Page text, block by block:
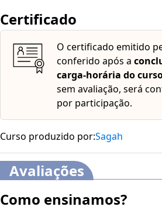
Certificado
O certificado emitido
conferido após a
carga-horária do
sem avaliação, será
por participação.
Curso produzido por:Sagah
Avaliações
Como ensinamos?